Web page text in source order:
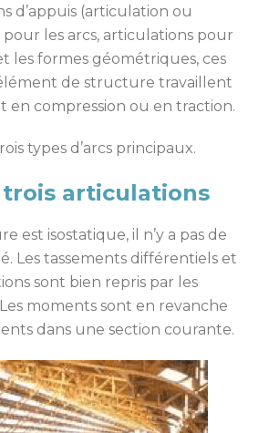
d’appuis (articulation ou
les arcs, articulations pour
les formes géométriques, ces
de structure travaillent
en compression ou en traction.
types d’arcs principaux.
trois articulations
est isostatique, il n’y a pas de
Les tassements différentiels et
sont bien repris par les
moments sont en revanche
dans une section courante.